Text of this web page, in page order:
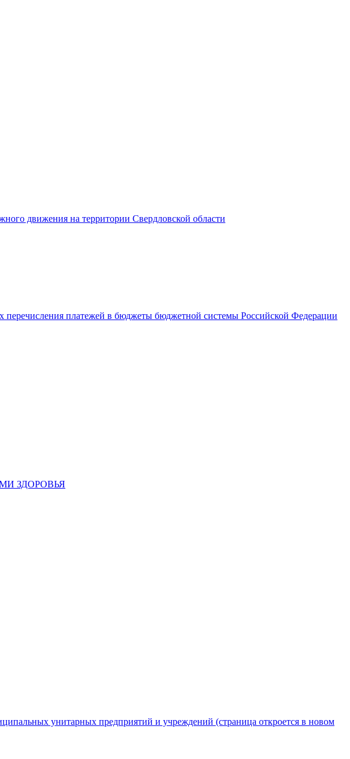
движения на территории Свердловской области
платежей в бюджеты бюджетной системы Российской Федерации